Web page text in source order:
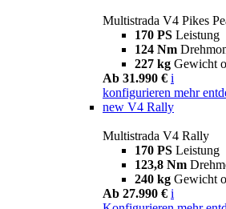
Multistrada V4 Pikes
170 PS Leistung
124 Nm
227 kg Gewicht
Ab 31.990 € i
konfigurieren mehr
new V4 Rally
Multistrada V4 Rally
170 PS Leistung
123,8 Nm
240 kg Gewicht
Ab 27.990 € i